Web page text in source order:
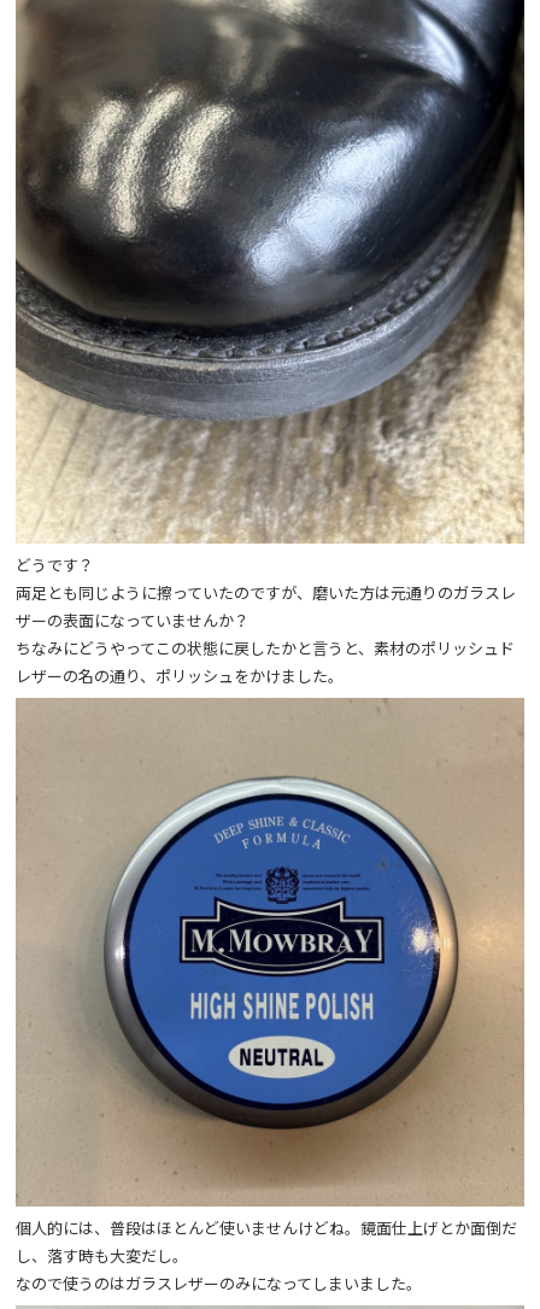
どうです？
両足とも同じように擦っていたのですが、磨いた方は元通りのガラスレ
ザーの表面になっていませんか？
ちなみにどうやってこの状態に戻したかと言うと、素材のポリッシュド
レザーの名の通り、ポリッシュをかけました。
個人的には、普段はほとんど使いませんけどね。鏡面仕上げとか面倒だ
し、落す時も大変だし。
なので使うのはガラスレザーのみになってしまいました。